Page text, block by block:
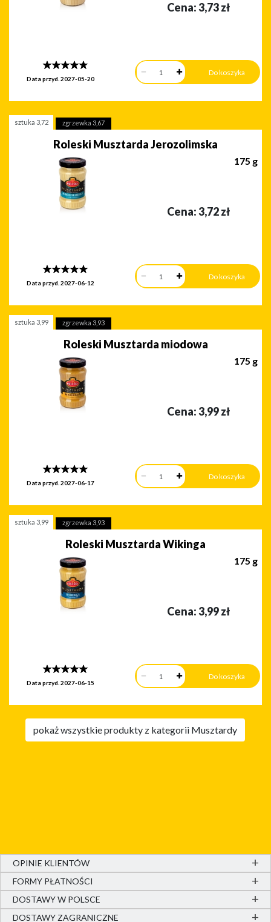
Cena:3,73 zł
Data przyd. 2027-05-20
sztuka 3,72 zgrzewka 3,67
Roleski Musztarda Jerozolimska
175 g
Cena:3,72 zł
Data przyd. 2027-06-12
sztuka 3,99 zgrzewka 3,93
Roleski Musztarda miodowa
175 g
Cena:3,99 zł
Data przyd. 2027-06-17
sztuka 3,99 zgrzewka 3,93
Roleski Musztarda Wikinga
175 g
Cena:3,99 zł
Data przyd. 2027-06-15
pokaż wszystkie produkty z kategorii Musztardy
OPINIE KLIENTÓW
FORMY PŁATNOŚCI
DOSTAWY W POLSCE
DOSTAWY ZAGRANICZNE